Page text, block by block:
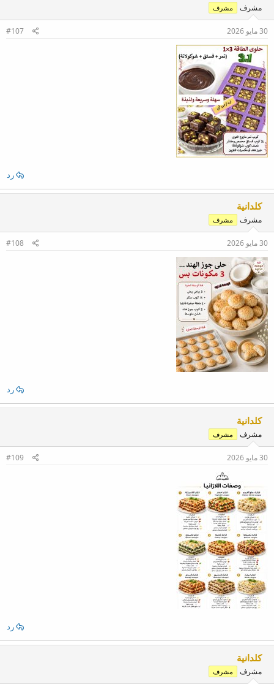
مشرف مشرف
30 مايو 2026 #107
رد
كلدانية
مشرف مشرف
30 مايو 2026 #108
رد
كلدانية
مشرف مشرف
30 مايو 2026 #109
رد
كلدانية
مشرف مشرف